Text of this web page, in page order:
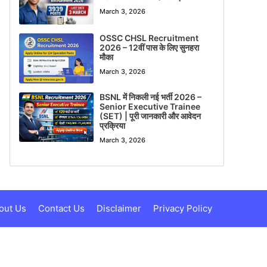
March 3, 2026
OSSC CHSL Recruitment
2026 – 12वीं पास के लिए सुनहरा
मौका
March 3, 2026
BSNL में निकली नई भर्ती 2026 –
Senior Executive Trainee
(SET) | पूरी जानकारी और आवेदन
प्रक्रिया
March 3, 2026
Us Contact Us Disclaimer Privacy Policy